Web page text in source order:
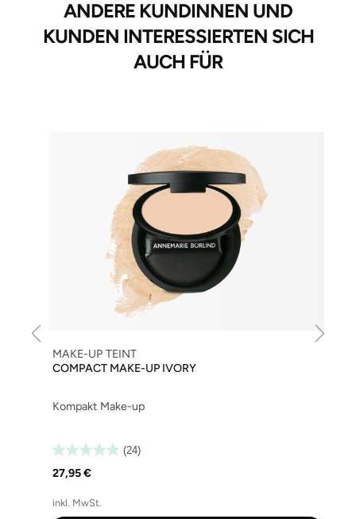
ANDERE KUNDINNEN UND
KUNDEN INTERESSIERTEN SICH
AUCH FÜR
MAKE-UP TEINT
COMPACT MAKE-UP IVORY
Kompakt Make-up
(24)
27,95 €
inkl. MwSt.